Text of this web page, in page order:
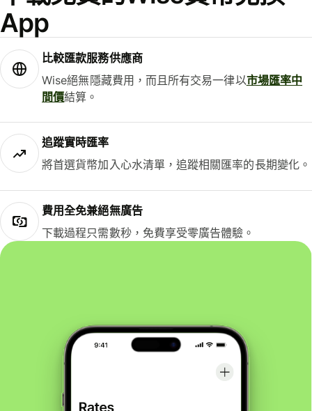
App
比較匯款服務供應商
Wise絕無隱藏費用，而且所有交易一律以市場匯率中
間價結算。
追蹤實時匯率
將首選貨幣加入心水清單，追蹤相關匯率的長期變化。
費用全免兼絕無廣告
下載過程只需數秒，免費享受零廣告體驗。